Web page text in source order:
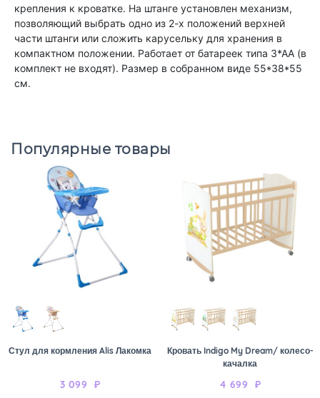
крепления к кроватке. На штанге установлен механизм,
позволяющий выбрать одно из 2-х положений верхней
части штанги или сложить карусельку для хранения в
компактном положении. Работает от батареек типа 3*АА (в
комплект не входят). Размер в собранном виде 55*38*55
см.
Популярные товары
Стул для кормления Alis Лакомка
3 099 ₽
Кровать Indigo My Dream/ колесо-
качалка
4 699 ₽